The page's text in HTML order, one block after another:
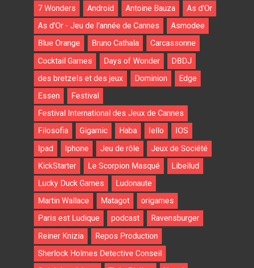
7 Wonders Android Antoine Bauza
As d'Or
As d'Or - Jeu de l'année de Cannes
Asmodee
Blue Orange
Bruno Cathala
Carcassonne
Cocktail Games
Days of Wonder
DBDJ
des bretzels et des jeux
Dominion
Edge
Essen
Festival
Festival International des Jeux de Cannes
Filosofia
Gigamic Haba Iello
IOS
Ipad
Iphone Jeu de rôle
Jeux de Société
KickStarter
Le Scorpion Masqué
Libellud
Lucky Duck Games
Ludonaute
Martin Wallace
Matagot
origames
Paris est Ludique
podcast
Ravensburger
Reiner Knizia
Repos Production
Sherlock Holmes Detective Conseil